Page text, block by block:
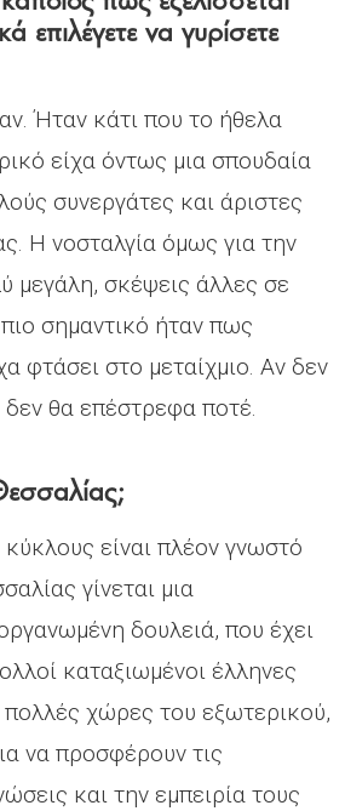
επιλέγετε να γυρίσετε
Ήταν κάτι που το ήθελα
είχα όντως μια σπουδαία
συνεργάτες και άριστες
Η νοσταλγία όμως για την
μεγάλη, σκέψεις άλλες σε
σημαντικό ήταν πως
φτάσει στο μεταίχμιο. Αν δεν
θα επέστρεφα ποτέ.
είναι πλέον γνωστό
γίνεται μια
δουλειά, που έχει
καταξιωμένοι έλληνες
πολλές χώρες του εξωτερικού,
να προσφέρουν τις
και την εμπειρία τους